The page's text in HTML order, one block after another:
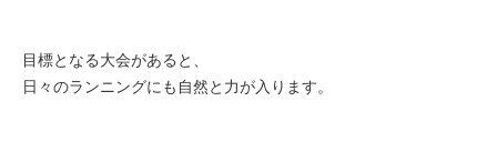
目標となる大会があると、
日々のランニングにも自然と力が入ります。